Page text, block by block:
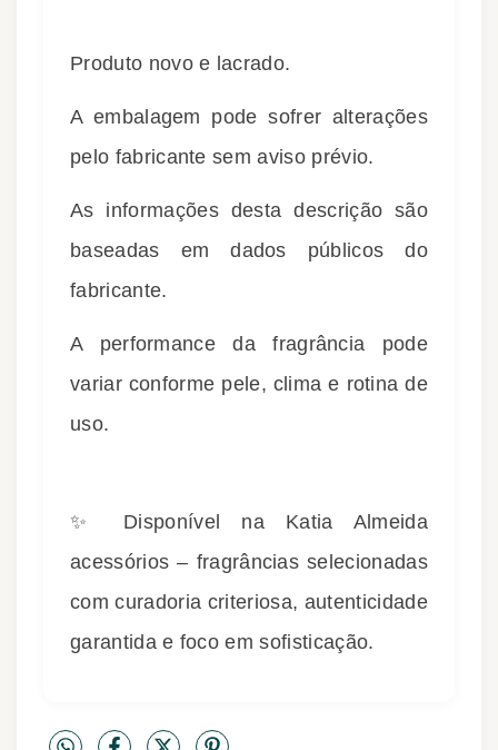
Produto novo e lacrado.
A embalagem pode sofrer alterações
pelo fabricante sem aviso prévio.
As informações desta descrição são
baseadas em dados públicos do
fabricante.
A performance da fragrância pode
variar conforme pele, clima e rotina de
uso.
✨ Disponível na Katia Almeida
acessórios – fragrâncias selecionadas
com curadoria criteriosa, autenticidade
garantida e foco em sofisticação.